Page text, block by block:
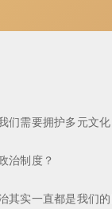
们需要拥护多元文化
治制度？
其实一直都是我们